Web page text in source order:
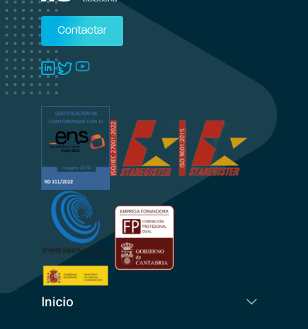
Contactar
Inicio